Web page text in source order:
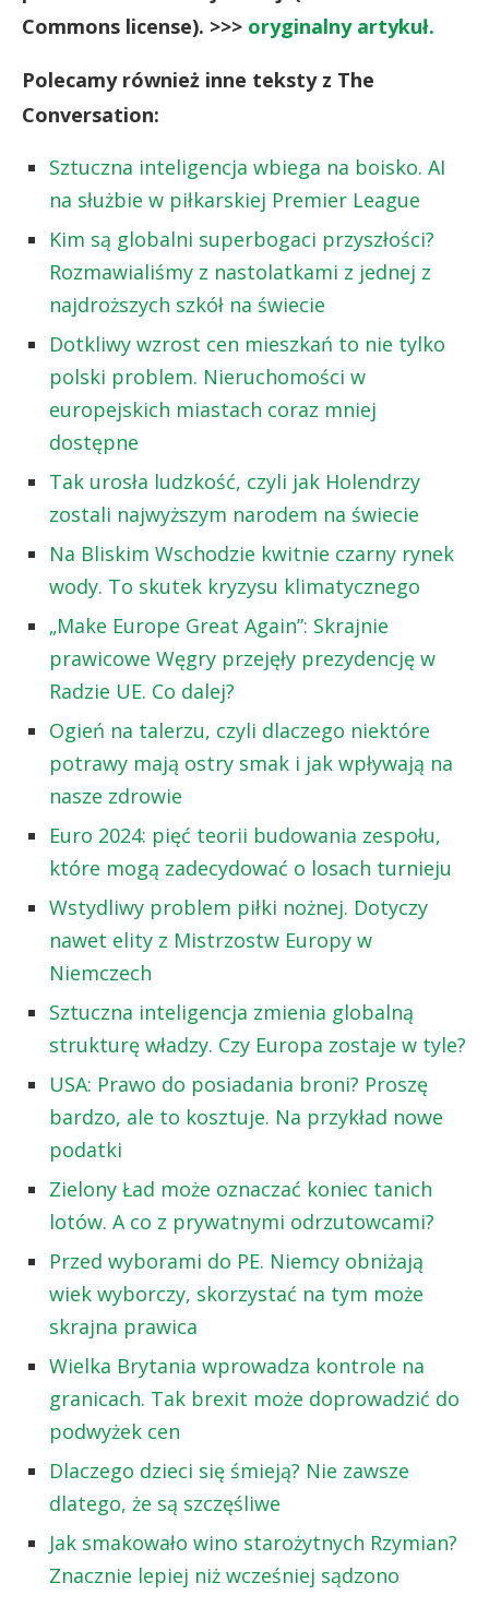
Commons license). >>> oryginalny artykuł.
Polecamy również inne teksty z The
Conversation:
Sztuczna inteligencja wbiega na boisko. AI
na służbie w piłkarskiej Premier League
Kim są globalni superbogaci przyszłości?
Rozmawialiśmy z nastolatkami z jednej z
najdroższych szkół na świecie
Dotkliwy wzrost cen mieszkań to nie tylko
polski problem. Nieruchomości w
europejskich miastach coraz mniej
dostępne
Tak urosła ludzkość, czyli jak Holendrzy
zostali najwyższym narodem na świecie
Na Bliskim Wschodzie kwitnie czarny rynek
wody. To skutek kryzysu klimatycznego
„Make Europe Great Again”: Skrajnie
prawicowe Węgry przejęły prezydencję w
Radzie UE. Co dalej?
Ogień na talerzu, czyli dlaczego niektóre
potrawy mają ostry smak i jak wpływają na
nasze zdrowie
Euro 2024: pięć teorii budowania zespołu,
które mogą zadecydować o losach turnieju
Wstydliwy problem piłki nożnej. Dotyczy
nawet elity z Mistrzostw Europy w
Niemczech
Sztuczna inteligencja zmienia globalną
strukturę władzy. Czy Europa zostaje w tyle?
USA: Prawo do posiadania broni? Proszę
bardzo, ale to kosztuje. Na przykład nowe
podatki
Zielony Ład może oznaczać koniec tanich
lotów. A co z prywatnymi odrzutowcami?
Przed wyborami do PE. Niemcy obniżają
wiek wyborczy, skorzystać na tym może
skrajna prawica
Wielka Brytania wprowadza kontrole na
granicach. Tak brexit może doprowadzić do
podwyżek cen
Dlaczego dzieci się śmieją? Nie zawsze
dlatego, że są szczęśliwe
Jak smakowało wino starożytnych Rzymian?
Znacznie lepiej niż wcześniej sądzono